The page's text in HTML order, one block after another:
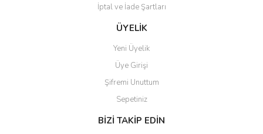
Gönder
İptal ve İade Şartları
ÜYELİK
Yeni Üyelik
Üye Girişi
Şifremi Unuttum
Sepetiniz
BİZİ TAKİP EDİN